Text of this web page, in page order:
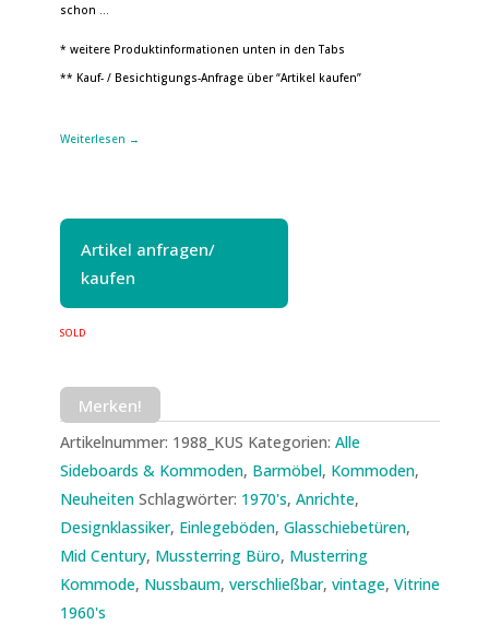
schon …
* weitere Produktinformationen unten in den Tabs
** Kauf- / Besichtigungs-Anfrage über “Artikel kaufen”
Weiterlesen →
Artikel anfragen/
kaufen
SOLD
Merken!
Artikelnummer: 1988_KUS Kategorien: Alle
Sideboards & Kommoden, Barmöbel, Kommoden,
Neuheiten Schlagwörter: 1970's, Anrichte,
Designklassiker, Einlegeböden, Glasschiebetüren,
Mid Century, Mussterring Büro, Musterring
Kommode, Nussbaum, verschließbar, vintage, Vitrine
1960's